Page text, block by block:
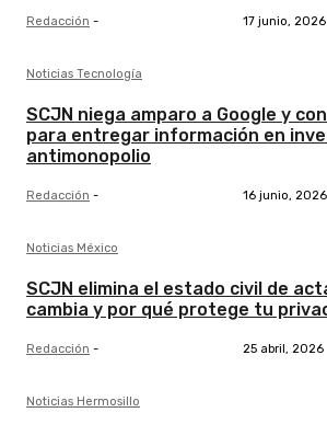
Redacción - 17 junio, 2026
Noticias Tecnología
SCJN niega amparo a Google y
para entregar información en
antimonopolio
Redacción - 16 junio, 2026
Noticias México
SCJN elimina el estado civil de
cambia y por qué protege tu
Redacción - 25 abril, 2026
Noticias Hermosillo